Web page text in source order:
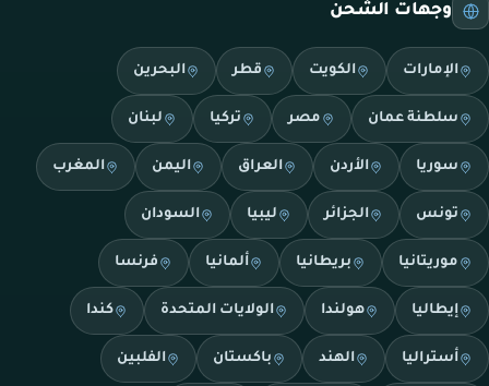
وجهات الشحن
الإمارات الكويت قطر البحرين
سلطنة عمان مصر تركيا لبنان
سوريا الأردن العراق اليمن المغرب
تونس الجزائر ليبيا السودان
موريتانيا بريطانيا ألمانيا فرنسا
إيطاليا هولندا الولايات المتحدة كندا
أستراليا الهند باكستان الفلبين